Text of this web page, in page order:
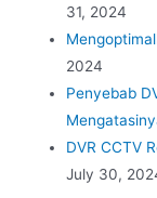
31, 2024
2024
Penyebab
DVR CCTV
July 30,